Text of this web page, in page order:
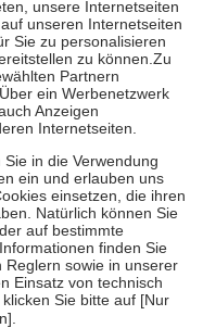
jedochfünf Euround
als die tatsächlichen
Online-Apotheken.
beträgt die
zehn Euro je
ihre eigene Gesundheit zu
zu unterstützen,
18. Lebensjahr
die von der